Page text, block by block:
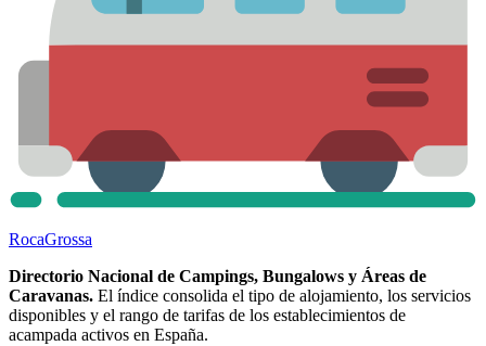
RocaGrossa
Directorio Nacional de Campings, Bungalows y Áreas de
Caravanas. El índice consolida el tipo de alojamiento, los servicios
disponibles y el rango de tarifas de los establecimientos de
acampada activos en España.